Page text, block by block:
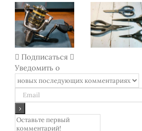
RYOBI SMAP
PRO - лучшая
спиннинговая
катушка из
Китая
Ножницы
Xiaomi Deli и
Huohou:
обзор 4
разных
Подписаться
Уведомить о